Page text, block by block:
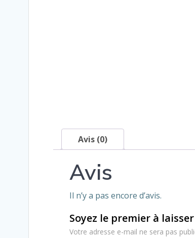
Avis (0)
Avis
Il n’y a pas encore d’avis.
Soyez le premier à
Votre adresse e-mail ne sera pas